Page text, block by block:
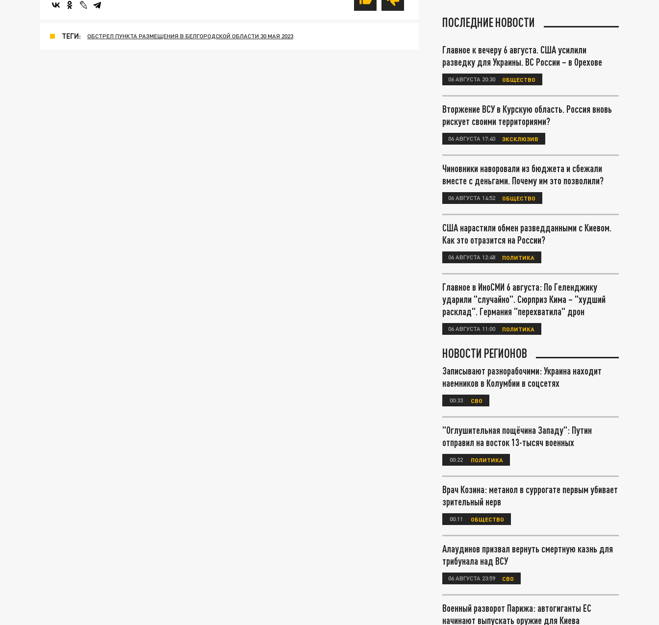
ТЕГИ: ОБСТРЕЛ ПУНКТА РАЗМЕЩЕНИЯ В БЕЛГОРОДСКОЙ ОБЛАСТИ 30 МАЯ 2023
ПОСЛЕДНИЕ НОВОСТИ
Главное к вечеру 6 августа. США усилили
разведку для Украины. ВС России – в Орехове
06 АВГУСТА 20:30 ОБЩЕСТВО
Вторжение ВСУ в Курскую область. Россия вновь
рискует своими территориями?
06 АВГУСТА 17:40 ЭКСКЛЮЗИВ
Чиновники наворовали из бюджета и сбежали
вместе с деньгами. Почему им это позволили?
06 АВГУСТА 14:52 ОБЩЕСТВО
США нарастили обмен разведданными с Киевом.
Как это отразится на России?
06 АВГУСТА 12:48 ПОЛИТИКА
Главное в ИноСМИ 6 августа: По Геленджику
ударили "случайно". Сюрприз Кима – "худший
расклад". Германия "перехватила" дрон
06 АВГУСТА 11:00 ПОЛИТИКА
НОВОСТИ РЕГИОНОВ
Записывают разнорабочими: Украина находит
наемников в Колумбии в соцсетях
00:33 СВО
"Оглушительная пощёчина Западу": Путин
отправил на восток 13-тысяч военных
00:22 ПОЛИТИКА
Врач Козина: метанол в суррогате первым убивает
зрительный нерв
00:11 ОБЩЕСТВО
Алаудинов призвал вернуть смертную казнь для
трибунала над ВСУ
06 АВГУСТА 23:59 СВО
Военный разворот Парижа: автогиганты ЕС
начинают выпускать оружие для Киева